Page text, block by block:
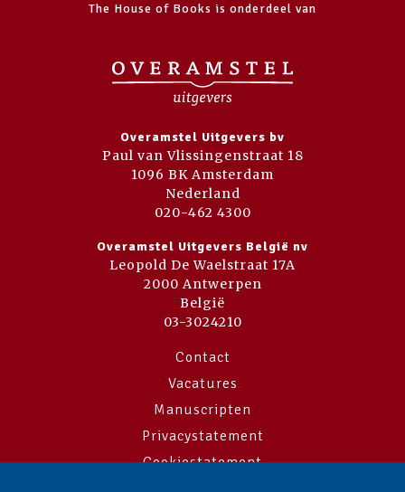
The House of Books is onderdeel van
Overamstel Uitgevers bv
Paul van Vlissingenstraat 18
1096 BK Amsterdam
Nederland
020-462 4300
Overamstel Uitgevers België nv
Leopold De Waelstraat 17A
2000 Antwerpen
België
03-3024210
Contact
Vacatures
Manuscripten
Privacystatement
Cookiestatement